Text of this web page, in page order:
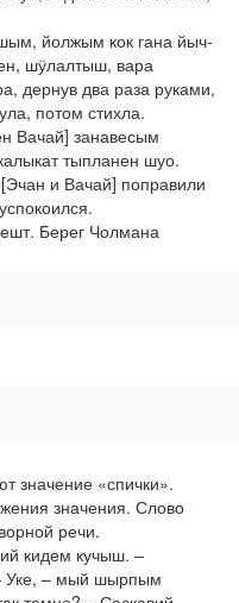
йолжым кок гана йыч-
шӱлалтыш, вара
дернув два раза руками,
потом стихла.
Вачай] занавесым
тыпланен шуо.
и Вачай] поправили
Берег Чолмана
значение «спички».
значения. Слово
речи.
кидем кучыш. –
Уке, – мый шырпым